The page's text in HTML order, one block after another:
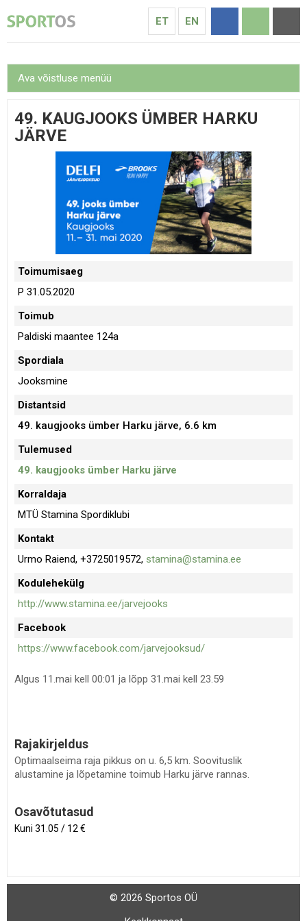
ET EN
Ava võistluse menüü
49. KAUGJOOKS ÜMBER HARKU
JÄRVE
Toimumisaeg
P 31.05.2020
Toimub
Paldiski maantee 124a
Spordiala
Jooksmine
Distantsid
49. kaugjooks ümber Harku järve, 6.6 km
Tulemused
49. kaugjooks ümber Harku järve
Korraldaja
MTÜ Stamina Spordiklubi
Kontakt
Urmo Raiend, +3725019572, stamina@stamina.ee
Kodulehekülg
http://www.stamina.ee/jarvejooks
Facebook
https://www.facebook.com/jarvejooksud/
Algus 11.mai kell 00:01 ja lõpp 31.mai kell 23.59
Rajakirjeldus
Optimaalseima raja pikkus on u. 6,5 km. Soovituslik
alustamine ja lõpetamine toimub Harku järve rannas.
Osavõtutasud
Kuni 31.05 / 12 €
© 2026 Sportos OÜ